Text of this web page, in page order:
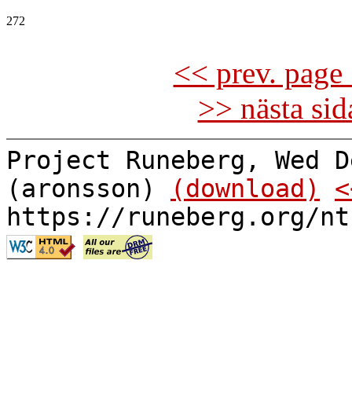
272
<< prev.
>> nästa
Project Runeberg, Wed
(aronsson)
(download)
https://runeberg.org/